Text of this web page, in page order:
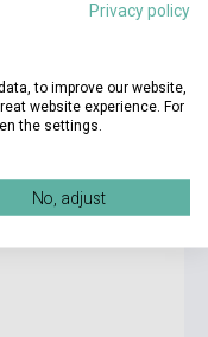
Privacy policy
to improve our website,
website experience. For
the settings.
No, adjust